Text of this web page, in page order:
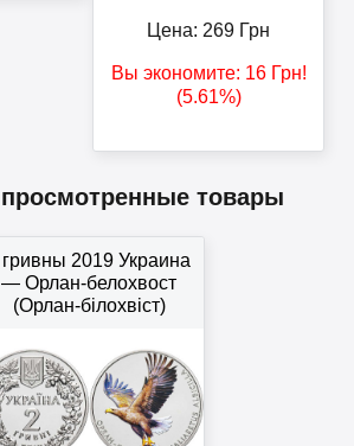
Цена: 269 Грн
Вы экономите: 16Грн!
(5.61%)
товары
гривны 2019 Украина
— Орлан-белохвост
(Орлан-білохвіст)